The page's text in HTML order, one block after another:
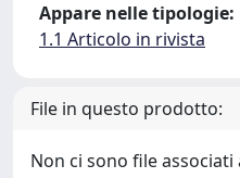
Appare nelle tipologie:
1.1 Articolo in rivista
File in questo prodotto:
Non ci sono file